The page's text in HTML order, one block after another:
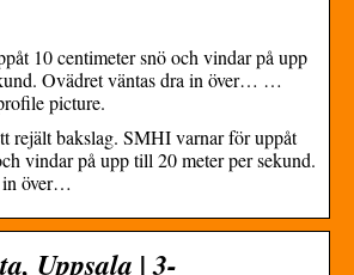
10 centimeter snö och vindar på upp
Ovädret väntas dra in över… …
picture.
rejält bakslag. SMHI varnar för uppåt
vindar på upp till 20 meter per sekund.
in över…
Uppsala | 3-